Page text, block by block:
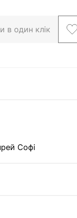
в один клік
Софі